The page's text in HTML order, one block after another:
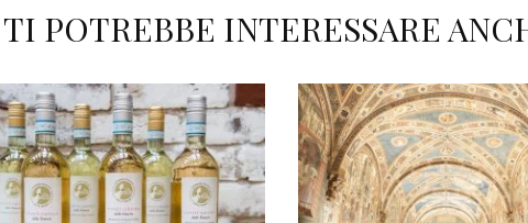
TI POTREBBE INTERESSARE